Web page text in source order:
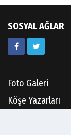
SOSYAL AĞLAR
Foto Galeri
Köşe Yazarları